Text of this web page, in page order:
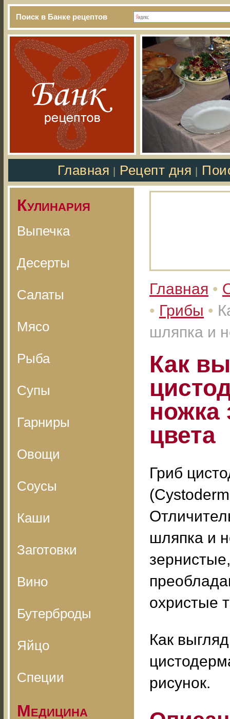
Поиск в Банке рецептов
Главная Рецепт дня
Кулинария
Выпечка
Десерты
Салаты
Мясо
Рыба
Супы
Гарниры
Овощи
Соусы
Каши
Заготовки
Вино
Бутерброды
Яйцо
Специи
Медицина
Главная •
• Грибы •
шляпка и
Как
ножка
цвета
Гриб
шляпка и
охристые
Как
рисунок.